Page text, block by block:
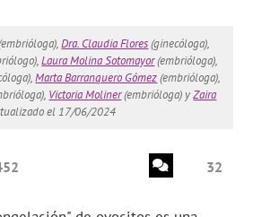
Dra. Claudia Flores(ginecóloga),
Laura Molina Sotomayor(embrióloga),
Marta Barranquero Gómez(embrióloga),
Victoria Moliner(embrióloga) yZaira
el 17/06/2024
32